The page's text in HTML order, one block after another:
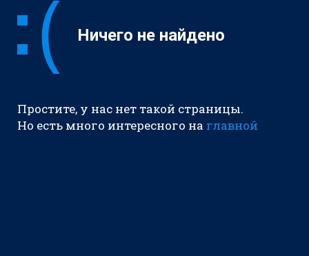
Ничего не найдено
Простите, у нас нет такой страницы.
Но есть много интересного на главной